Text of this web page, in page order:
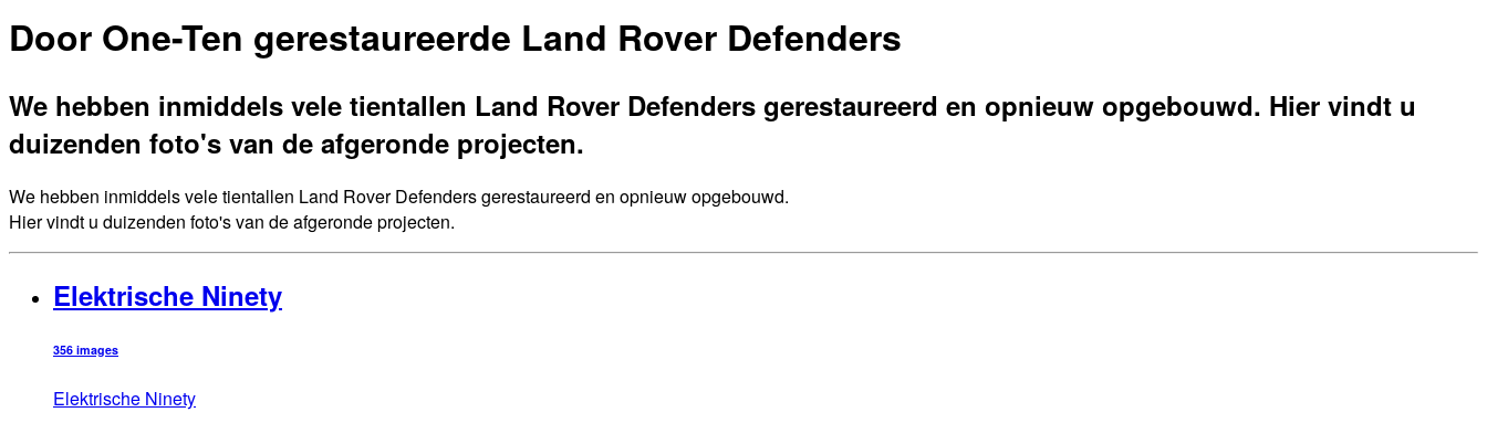
Door One-Ten gerestaureerde Land Rover Defenders
We hebben inmiddels vele tientallen Land Rover Defenders gerestaureerd en opnieuw opgebouwd. Hier vindt u
duizenden foto's van de afgeronde projecten.
We hebben inmiddels vele tientallen Land Rover Defenders gerestaureerd en opnieuw opgebouwd.
Hier vindt u duizenden foto's van de afgeronde projecten.
Elektrische Ninety
356 images
Elektrische Ninety